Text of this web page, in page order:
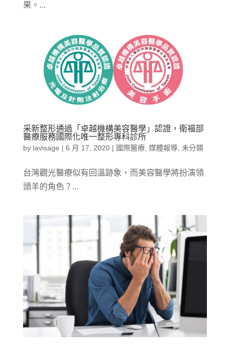
果。...
采新整形通過「卓越機構美容醫學」認證，衛福部
醫療服務國際化唯一整形專科診所
by lavisage | 6 月 17, 2020| 國際醫療, 媒體報導, 未分類
台灣觀光醫療似有回溫跡象，而美容醫學將扮演領
頭羊的角色？...